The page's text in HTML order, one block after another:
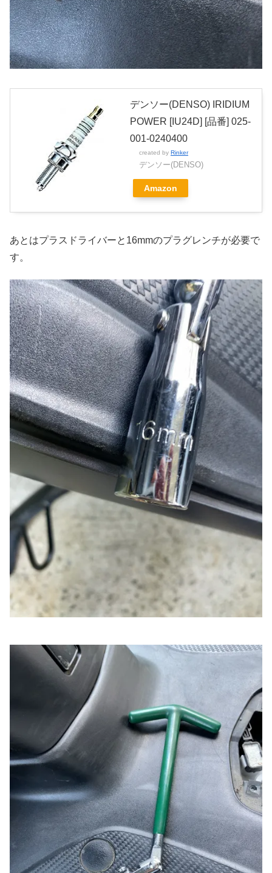
デンソー(DENSO) IRIDIUM
POWER [IU24D] [品番] 025-
001-0240400
created by Rinker
デンソー(DENSO)
Amazon
あとはプラスドライバーと16mmのプラグレンチが必要で
す。